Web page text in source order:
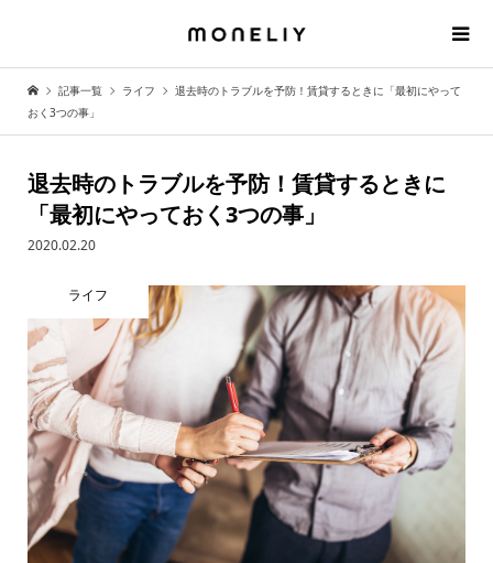
記事一覧 ライフ
退去時のトラブルを予防！賃貸するときに「最初にやって
おく3つの事」
退去時のトラブルを予防！賃貸するときに
「最初にやっておく3つの事」
2020.02.20
ライフ